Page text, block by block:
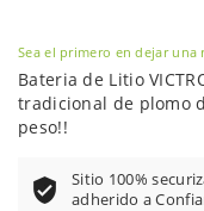
Sea el primero en dejar una
Bateria de Litio
tradicional de plomo
peso!!
Sitio 100%
adherido a